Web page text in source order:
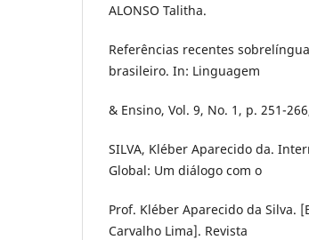
ALONSO Talitha.
Referências recentes
brasileiro. In: Linguagem
& Ensino, Vol. 9, No. 1, p. 251-
SILVA, Kléber Aparecido da.
Global: Um diálogo com o
Prof. Kléber Aparecido da Silva.
Carvalho Lima]. Revista